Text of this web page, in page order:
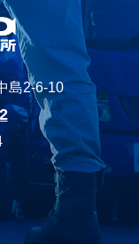
島2-6-10